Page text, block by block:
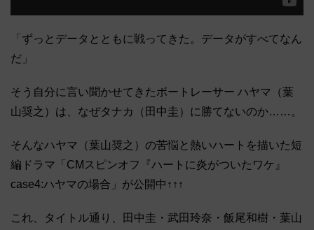
「ずっとデータとともに戦ってきた。データがすべてなん
だ」
そう自分に言い聞かせてきたボートレーサー ハヤマ（葉
山奨之）は、なぜタナカ（田中圭）に勝てないのか……。
そんなハヤマ（葉山奨之）の苦悩と熱いハートを描いた短
編ドラマ「CMスピンオフ『ハートに炎がついたワケ』
case4:ハヤマの場合」が公開中↑↑↑
これ、タイトル通り、田中圭・武田玲奈・飯尾和樹・葉山